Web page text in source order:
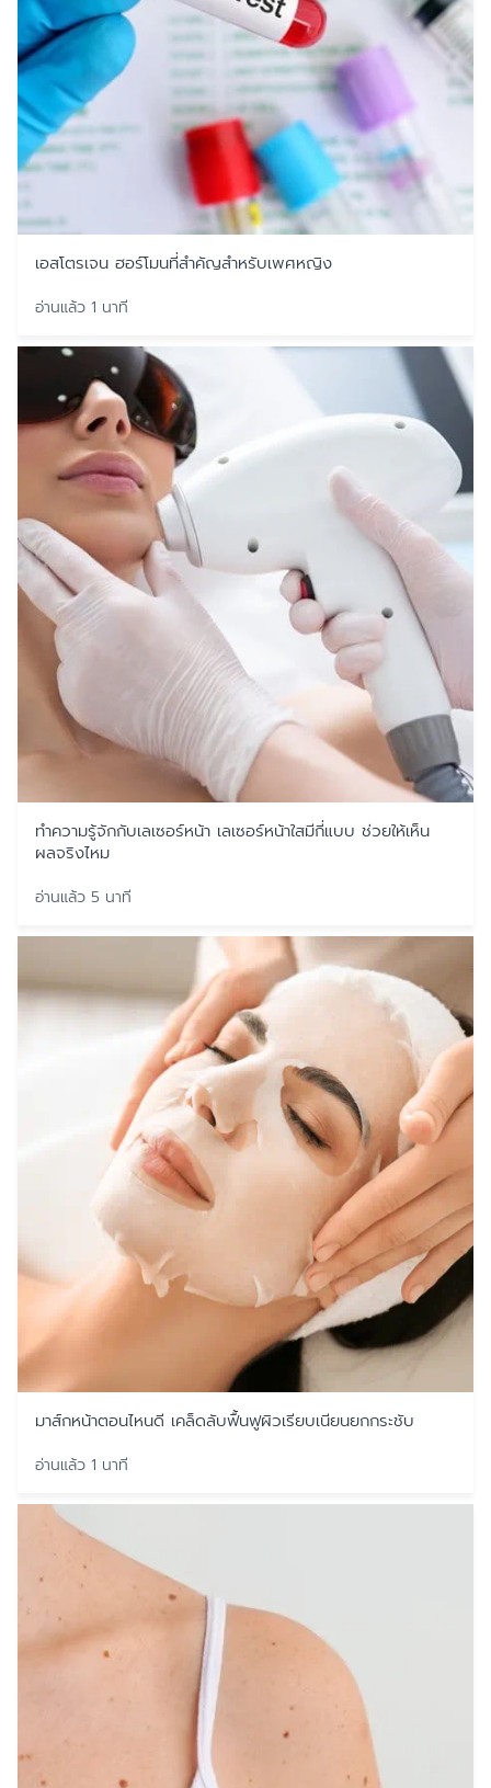
เอสโตรเจน ฮอร์โมนที่สำคัญสำหรับเพศหญิง
อ่านแล้ว 1 นาที
ทำความรู้จักกับเลเซอร์หน้า เลเซอร์หน้าใสมีกี่แบบ ช่วยให้เห็น
ผลจริงไหม
อ่านแล้ว 5 นาที
มาส์กหน้าตอนไหนดี เคล็ดลับฟื้นฟูผิวเรียบเนียนยกกระชับ
อ่านแล้ว 1 นาที